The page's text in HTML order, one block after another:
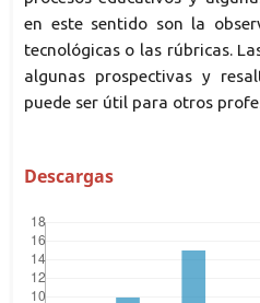
en este sentido son la
tecnológicas o las rúbricas.
algunas prospectivas y
puede ser útil para otros
Descargas